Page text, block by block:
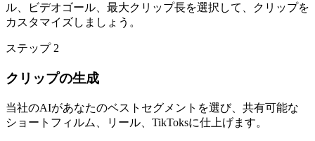
ル、ビデオゴール、最大クリップ長を選択して、クリップを
カスタマイズしましょう。
ステップ 2
クリップの生成
当社のAIがあなたのベストセグメントを選び、共有可能な
ショートフィルム、リール、TikToksに仕上げます。